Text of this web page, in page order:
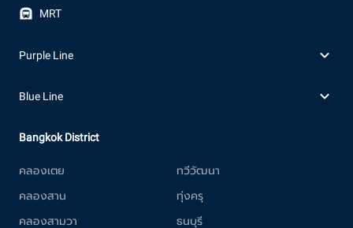
MRT
Purple Line
Blue Line
Bangkok District
คลองเตย
คลองสาน
คลองสามวา
ทวีวัฒนา
ทุ่งครุ
ธนบุรี